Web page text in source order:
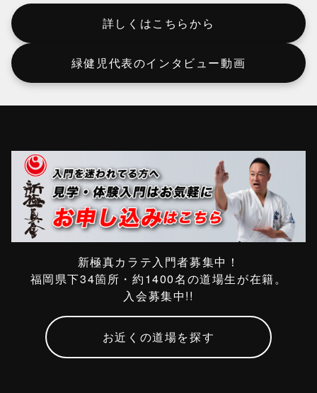
詳しくはこちらから
緑健児代表のインタビュー動画
新極真カラテ入門者募集中！
福岡県下34箇所・約1400名の道場生が在籍。
入会募集中!!
お近くの道場を探す